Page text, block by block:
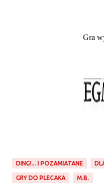
Gra
DING!... I POZAMIATANE
GRY DO PLECAKA M.B.